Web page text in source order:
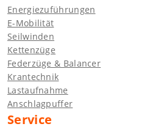
Energiezuführungen
E-Mobilität
Seilwinden
Kettenzüge
Federzüge & Balancer
Krantechnik
Lastaufnahme
Anschlagpuffer
Service